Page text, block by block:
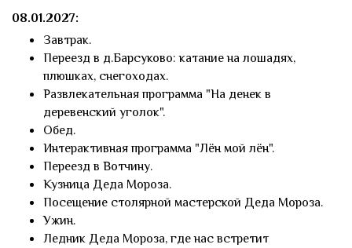
08.01.2027:
Завтрак.
Переезд в д.Барсуково: катание на лошадях,
плюшках, снегоходах.
Развлекательная программа "На денек в
деревенский уголок".
Обед.
Интерактивная программа "Лён мой лён".
Переезд в Вотчину.
Кузница Деда Мороза.
Посещение столярной мастерской Деда Мороза.
Ужин.
Ледник Деда Мороза, где нас встретит